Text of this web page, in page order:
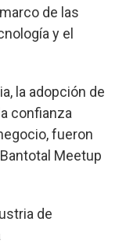
de las
y el
la adopción de
confianza
fueron
Meetup
de